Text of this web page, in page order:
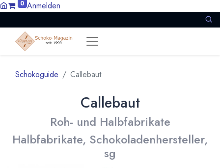
0 Anmelden
Schokoguide Callebaut
Callebaut
Roh- und Halbfabrikate
Halbfabrikate, Schokoladenhersteller,
sg